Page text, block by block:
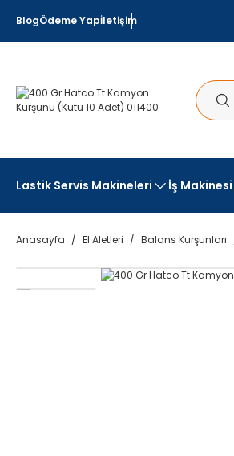
BlogÖdeme Yapİletişim
Lastik Servis Makineleri İş
Anasayfa El Aletleri Balans Kurşunları